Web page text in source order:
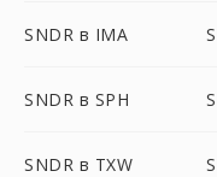
SNDR в IMA
SNDR в SPH
SNDR в TXW